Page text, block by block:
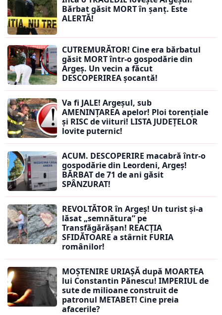
Bărbat găsit MORT în șanț. Este
ALERTĂ!
CUTREMURĂTOR! Cine era bărbatul
găsit MORT într-o gospodărie din
Argeș. Un vecin a făcut
DESCOPERIREA șocantă!
Va fi JALE! Argeșul, sub
AMENINȚAREA apelor! Ploi torențiale
și RISC de viituri! LISTA JUDEȚELOR
lovite puternic!
ACUM. DESCOPERIRE macabră într-o
gospodărie din Leordeni, Argeș!
BĂRBAT de 71 de ani găsit
SPÂNZURAT!
REVOLTĂTOR în Argeș! Un turist și-a
lăsat „semnătura” pe
Transfăgărășan! REACȚIA
SFIDĂTOARE a stârnit FURIA
românilor!
MOȘTENIRE URIAȘĂ după MOARTEA
lui Constantin Pănescu! IMPERIUL de
sute de milioane construit de
patronul METABET! Cine preia
afacerile?